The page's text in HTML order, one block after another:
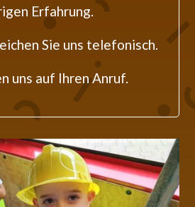
Erfahrung.
Sie uns telefonisch.
uns auf Ihren Anruf.